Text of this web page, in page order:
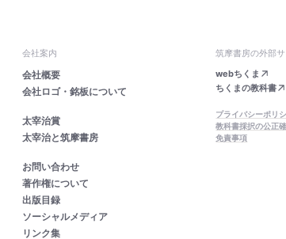
会社案内
会社概要
会社ロゴ・銘板について
太宰治賞
太宰治と筑摩書房
お問い合わせ
著作権について
出版目録
ソーシャルメディア
リンク集
筑摩書房の外部サ
webちくま
ちくまの教科書
プライバシーポリ
教科書採択の公正
免責事項